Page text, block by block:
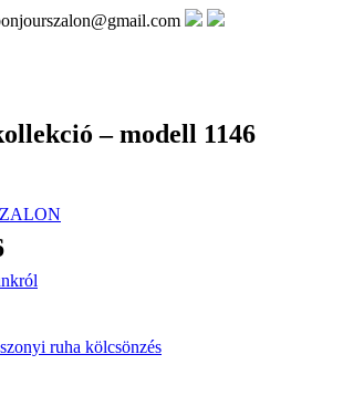
ruha kölcsönzés
– modell 1146